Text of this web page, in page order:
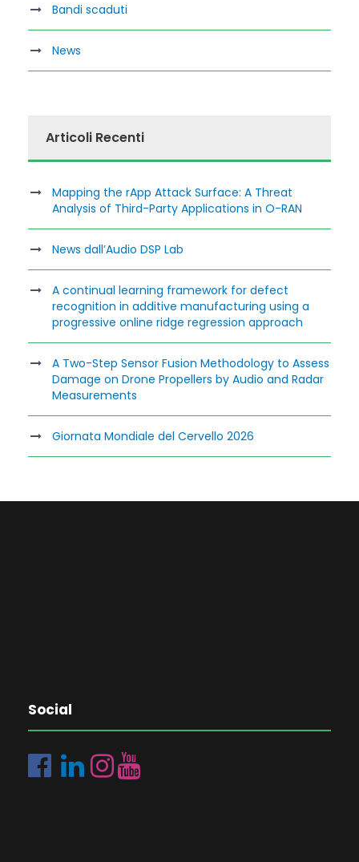
Bandi scaduti
News
Articoli Recenti
Mapping the rApp Attack Surface: A Threat
Analysis of Third-Party Applications in O-RAN
News dall’Audio DSP Lab
A continual learning framework for defect
recognition in additive manufacturing using a
progressive online ridge regression approach
A Two-Step Sensor Fusion Methodology to Assess
Damage on Drone Propellers by Audio and Radar
Measurements
Giornata Mondiale del Cervello 2026
Social